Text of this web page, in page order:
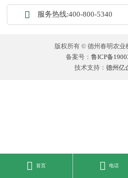
 服务热线:400-800-5340
版权所有 © 德州春明农业
备案号： 鲁ICP备
技术支持： 德州亿
 首页  电话